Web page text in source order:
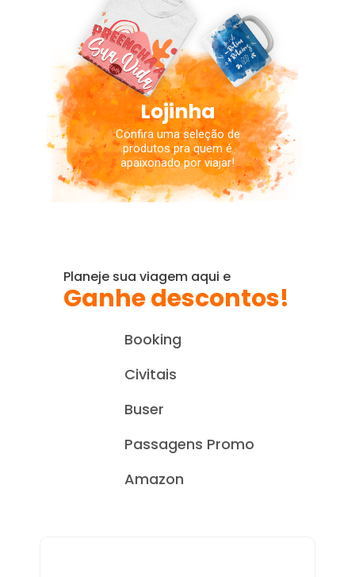
Lojinha
Confira uma seleção de
produtos pra quem é
apaixonado por viajar!
Planeje sua viagem aqui e
Ganhe descontos!
Booking
Civitais
Buser
Passagens Promo
Amazon